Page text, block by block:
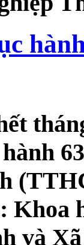
Khoa
và